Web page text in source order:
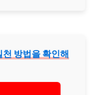
방법을 확인해